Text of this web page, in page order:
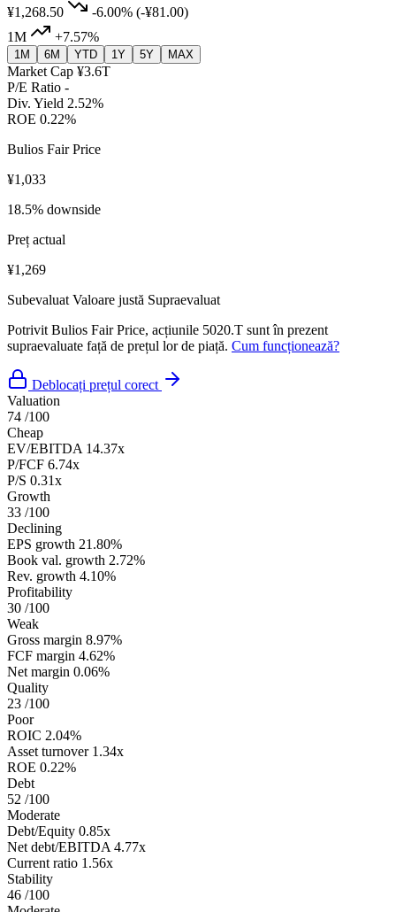
¥1,268.50 -6.00% (-¥81.00)
1M
+7.57%
1M 6M YTD 1Y 5Y MAX
Market Cap ¥3.6T
P/E Ratio -
Div. Yield 2.52%
ROE 0.22%
Bulios Fair Price
¥1,033
18.5% downside
Preț actual
¥1,269
Subevaluat Valoare justă Supraevaluat
Potrivit Bulios Fair Price, acțiunile 5020.T sunt în prezent
supraevaluate față de prețul lor de piață. Cum funcționează?
Deblocați prețul corect
Valuation
74 /100
Cheap
EV/EBITDA 14.37x
P/FCF 6.74x
P/S 0.31x
Growth
33 /100
Declining
EPS growth 21.80%
Book val. growth 2.72%
Rev. growth 4.10%
Profitability
30 /100
Weak
Gross margin 8.97%
FCF margin 4.62%
Net margin 0.06%
Quality
23 /100
Poor
ROIC 2.04%
Asset turnover 1.34x
ROE 0.22%
Debt
52 /100
Moderate
Debt/Equity 0.85x
Net debt/EBITDA 4.77x
Current ratio 1.56x
Stability
46 /100